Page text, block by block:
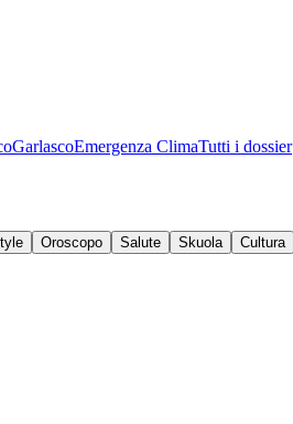
GarlascoEmergenza ClimaTutti i dossier
Oroscopo Salute Skuola Cultura